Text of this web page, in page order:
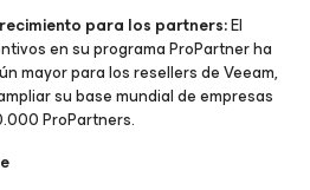
para los partners:El
en su programa ProPartner ha
mayor para losresellersde Veeam,
su base mundial de empresas
ProPartners.